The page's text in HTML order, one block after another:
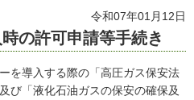
令和07年01月12日
の許可申請等手続き
を導入する際の「高圧ガス保安法
び「液化石油ガスの保安の確保及